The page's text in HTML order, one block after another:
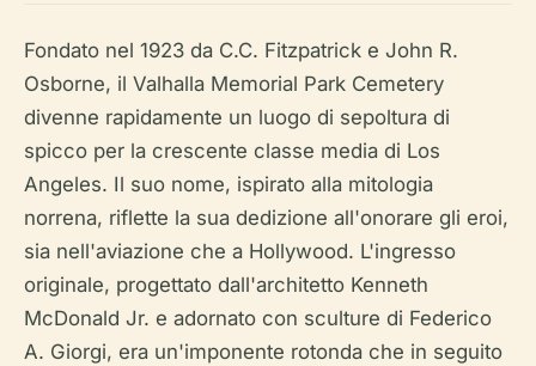
Fondato nel 1923 da C.C. Fitzpatrick e John R.
Osborne, il Valhalla Memorial Park Cemetery
divenne rapidamente un luogo di sepoltura di
spicco per la crescente classe media di Los
Angeles. Il suo nome, ispirato alla mitologia
norrena, riflette la sua dedizione all'onorare gli eroi,
sia nell'aviazione che a Hollywood. L'ingresso
originale, progettato dall'architetto Kenneth
McDonald Jr. e adornato con sculture di Federico
A. Giorgi, era un'imponente rotonda che in seguito